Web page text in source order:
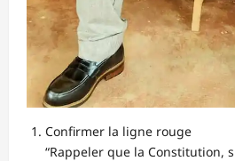
Confirmer la ligne rouge
“Rappeler que la Constitution,